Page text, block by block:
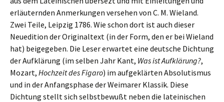
erläuternden Anmerkungen versehen von C. M. Wieland.
Zwei Teile, Leipzig 1786. Wie schon dort ist auch dieser
Neuedition der Originaltext (in der Form, den er bei Wieland
hat) beigegeben. Die Leser erwartet eine deutsche Dichtung
der Aufklärung (im selben Jahr Kant, Was ist Aufklärung?,
Mozart, Hochzeit des Figaro) im aufgeklärten Absolutismus
und in der Anfangsphase der Weimarer Klassik. Diese
Dichtung stellt sich selbstbewußt neben die lateinischen